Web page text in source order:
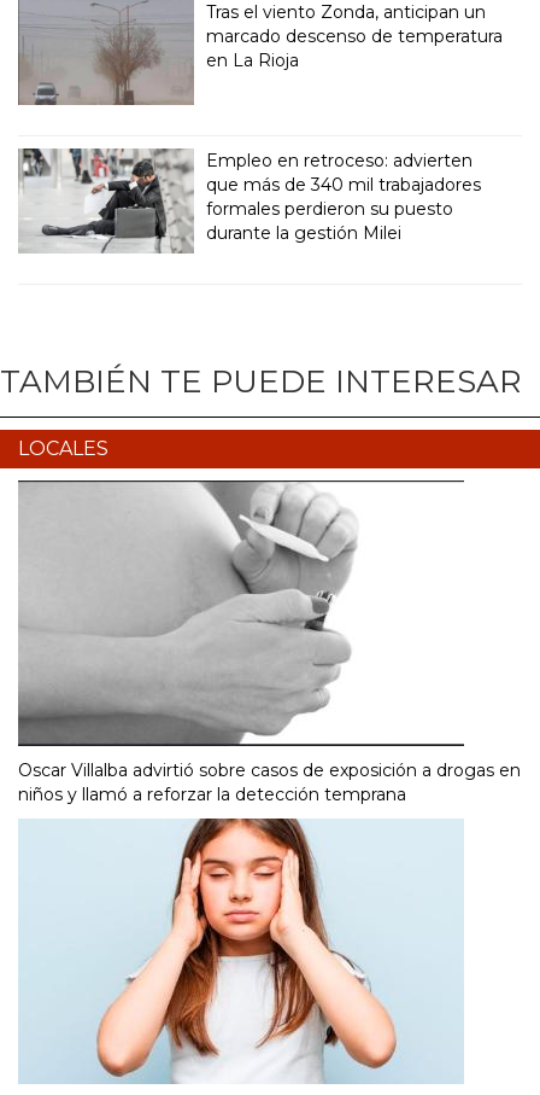
Tras el viento Zonda, anticipan un
marcado descenso de temperatura
en La Rioja
Empleo en retroceso: advierten
que más de 340 mil trabajadores
formales perdieron su puesto
durante la gestión Milei
TAMBIÉN TE PUEDE INTERESAR
LOCALES
Oscar Villalba advirtió sobre casos de exposición a drogas en
niños y llamó a reforzar la detección temprana